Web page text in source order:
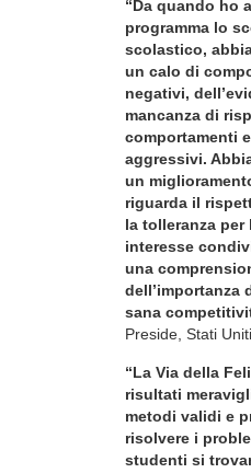
“Da quando ho
programma lo
scolastico,
un calo di
negativi,
mancanza di
comportamenti
aggressivi.
un
riguarda il
la tolleranza per
interesse
una
dell’importanza
sana
Preside, Stati Uniti
“La Via della
risultati
metodi validi e
risolvere i
studenti si